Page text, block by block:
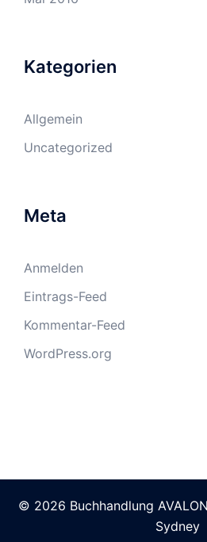
Kategorien
Allgemein
Uncategorized
Meta
Anmelden
Eintrags-Feed
Kommentar-Feed
WordPress.org
© 2026 Buchhandlung
Sydney